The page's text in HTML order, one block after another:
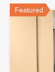
Featured